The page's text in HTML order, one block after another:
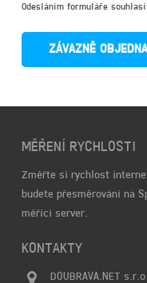
Odesláním formuláře
MĚŘENÍ RYCHLOSTI
Změřte si rychlost
budete přesměrování na
měřící server.
KONTAKTY
DOUBRAVA.NET s.r.o.